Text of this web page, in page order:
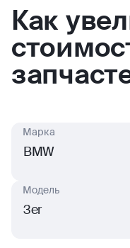
Как
BMW
Марка
3er
Модель